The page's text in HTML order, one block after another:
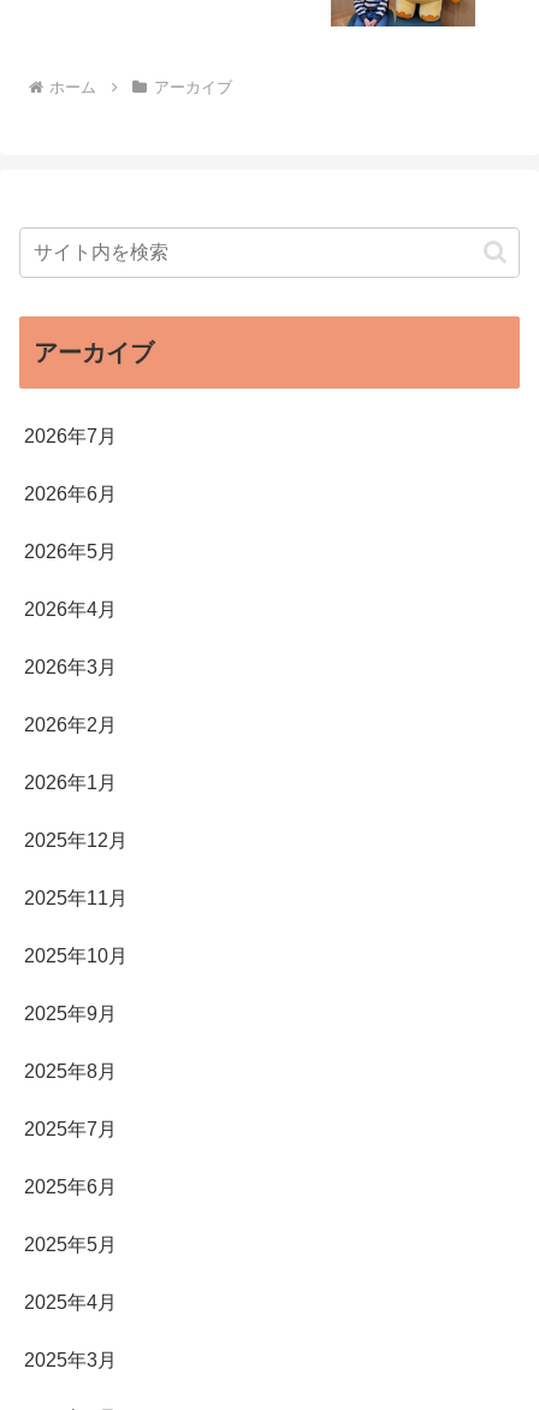
ホーム アーカイブ
アーカイブ
2026年7月
2026年6月
2026年5月
2026年4月
2026年3月
2026年2月
2026年1月
2025年12月
2025年11月
2025年10月
2025年9月
2025年8月
2025年7月
2025年6月
2025年5月
2025年4月
2025年3月